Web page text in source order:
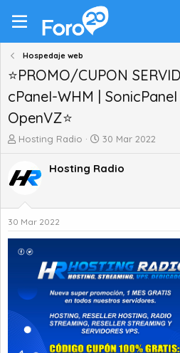
Hospedaje web
⭐PROMO/CUPON
cPanel-WHM |
OpenVZ⭐
A
o
d
e
e
Hosting Radio
F
c
d
i
c
o
30 Mar 2022
Hosting Radio
30 Mar 2022